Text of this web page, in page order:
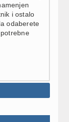
i ostalo
odaberete